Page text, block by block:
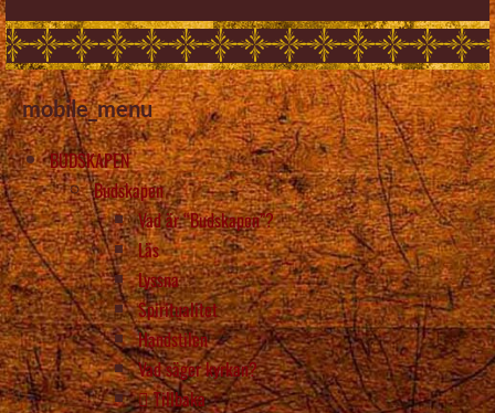
mobile_menu
BUDSKAPEN
Budskapen
Vad är “Budskapen”?
Läs
Lyssna
Spiritualitet
Handstilen
Vad säger kyrkan?
Tillbaka